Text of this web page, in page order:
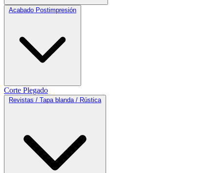
Acabado Postimpresión
Corte Plegado
Revistas / Tapa blanda / Rústica